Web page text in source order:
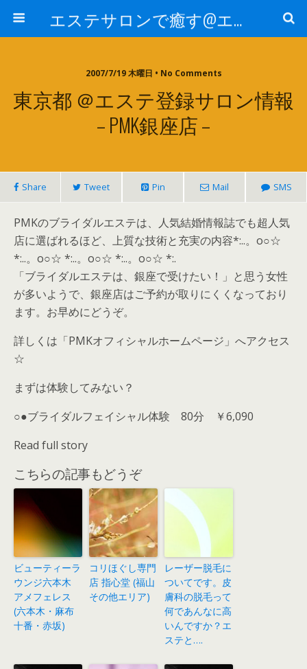
エステサロンで癒す@エステ～全国エステ情報
2007/7/19 木曜日 • No Comments
東京都 ＠エステ登録サロン情報
– PMK銀座店 –
Share Tweet Pin Mail SMS
PMKのブライダルエステは、人気結婚情報誌でも超人気
店に選ばれるほど、上質な技術と充実の内容*:..。o○☆
*:..。o○☆ *:..。o○☆ *:..。o○☆ *:.
「ブライダルエステは、銀座で受けたい！」と思う女性
が多いようで、銀座店はご予約が取りにくくなっており
ます。お早めにどうぞ。
詳しくは「PMKオフィシャルホームページ」へアクセス
☆
まずは体験してみない？
○●ブライダルフェイシャル体験 80分 ￥6,090
Read full story
こちらの記事もどうぞ
ビューティーラ
ウンジ六本木
アメフェレス
(六本木・麻布
十番・赤坂)
コリほぐし専門
店 指心堂 (福山
その他エリア)
レーザー脱毛に
ついてです。皮
膚科の脱毛って
何であんなに高
いんですか？エ
ステと….